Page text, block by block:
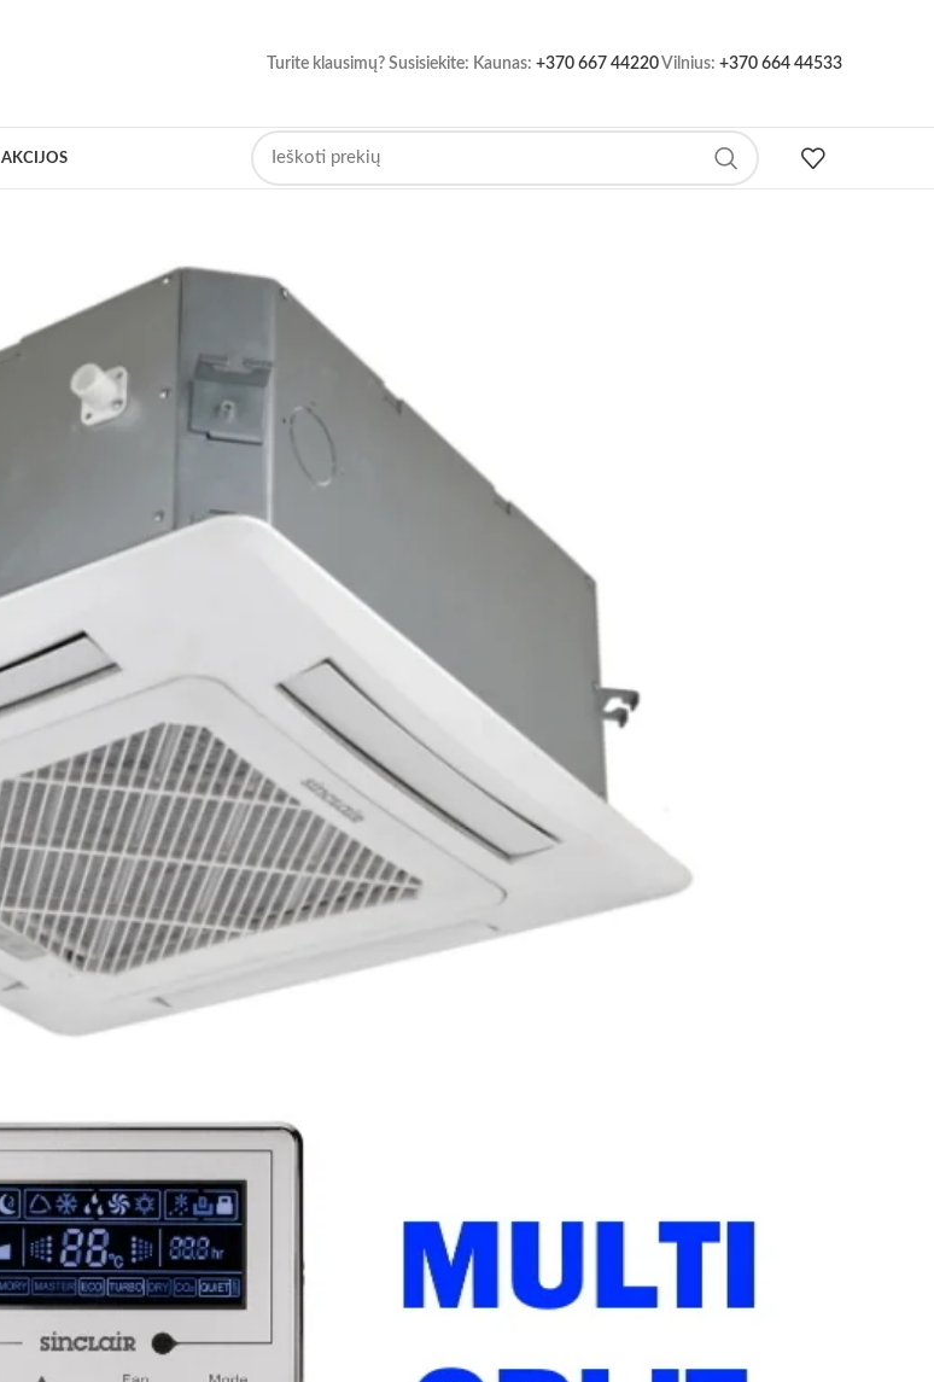
Turite klausimų? Susisiekite: Kaunas: +370 667 44220Vilnius: +370 664 44533
AKCIJOS